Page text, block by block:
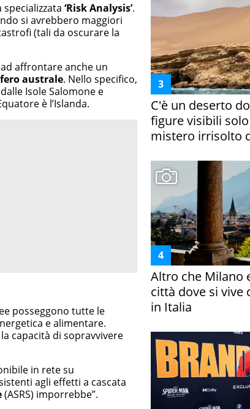
‘Risk Analysis’.
si avrebbero maggiori
(tali da oscurare la
affrontare anche un
australe. Nello specifico,
Isole Salomone e
è l’Islanda.
posseggono tutte le
e alimentare.
capacità di sopravvivere
in rete su
agli effetti a cascata
(ASRS) imporrebbe”.
C'è un deserto
figure visibili
mistero irrisolto
Altro che Milano
città dove si vive
in Italia